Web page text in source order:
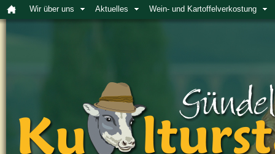
Wir über uns Aktuelles Wein- und Kartoffelverkostung